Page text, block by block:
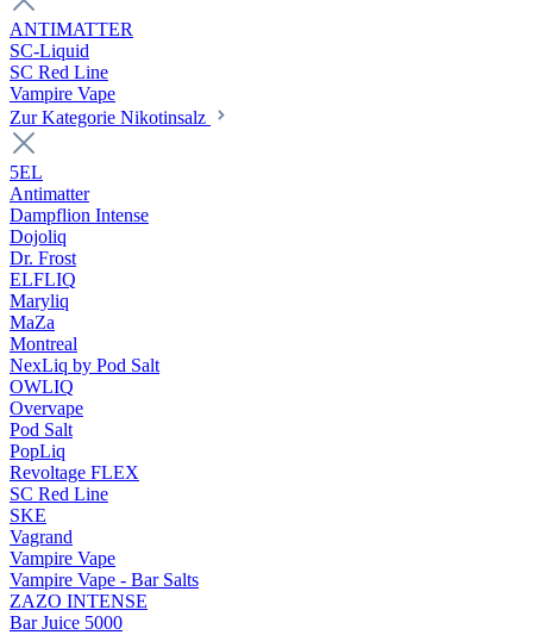
ANTIMATTER
SC-Liquid
SC Red Line
Vampire Vape
Zur Kategorie Nikotinsalz
5EL
Antimatter
Dampflion Intense
Dojoliq
Dr. Frost
ELFLIQ
Maryliq
MaZa
Montreal
NexLiq by Pod Salt
OWLIQ
Overvape
Pod Salt
PopLiq
Revoltage FLEX
SC Red Line
SKE
Vagrand
Vampire Vape
Vampire Vape - Bar Salts
ZAZO INTENSE
Bar Juice 5000